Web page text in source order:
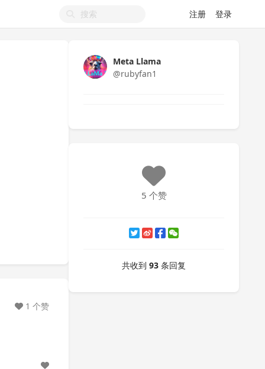
注册 登录
1 个赞
Meta Llama
@rubyfan1
5 个赞
共收到 93 条回复